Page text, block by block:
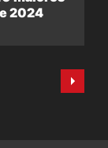
2024